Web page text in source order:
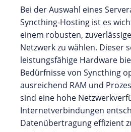
Bei der Auswahl eines
Syncthing-Hosting ist es
einem robusten,
Netzwerk zu wählen. Dieser
leistungsfähige Hardware
Bedürfnisse von Syncthing
ausreichend RAM und
sind eine hohe
Internetverbindungen
Datenübertragung effizient